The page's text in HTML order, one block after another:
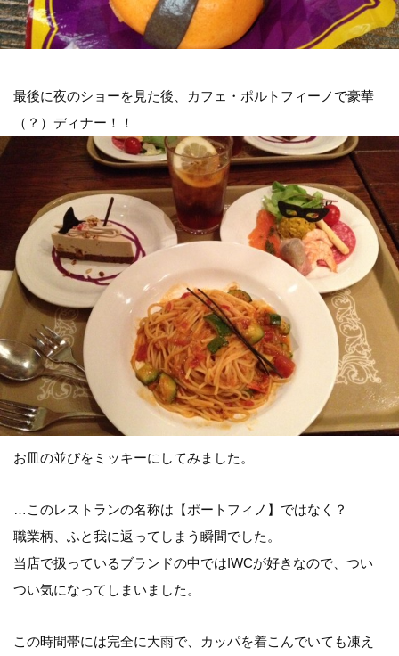
最後に夜のショーを見た後、カフェ・ポルトフィーノで豪華
（？）ディナー！！
お皿の並びをミッキーにしてみました。
…このレストランの名称は【ポートフィノ】ではなく？
職業柄、ふと我に返ってしまう瞬間でした。
当店で扱っているブランドの中ではIWCが好きなので、つい
つい気になってしまいました。
この時間帯には完全に大雨で、カッパを着こんでいても凍え